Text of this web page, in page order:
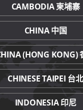
CAMBODIA 柬埔寨
CHINA 中国
(HONG KONG)
CHINESE TAIPEI 台北
INDONESIA 印尼